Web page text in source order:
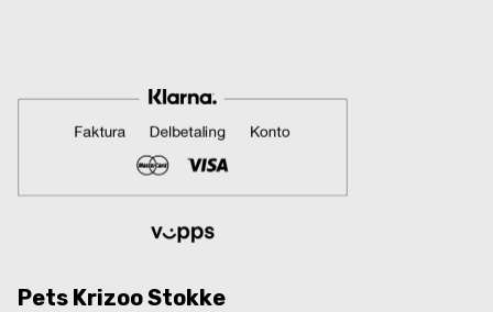
Pets Krizoo Stokke